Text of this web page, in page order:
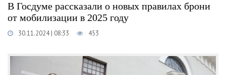
В Госдуме рассказали о новых правилах брони
от мобилизации в 2025 году
30.11.2024 | 08:33 453